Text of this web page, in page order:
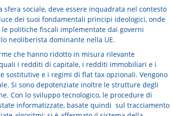
sociale, deve essere inquadrata nel contesto
dei suoi fondamentali principi ideologici, onde
politiche fiscali implementate dai governi
neoliberista dominante nella UE.
che hanno ridotto in misura rilevante
i redditi di capitale, i redditi immobiliari e i
sostitutive e i regimi di flat tax opzionali. Vengono
Si sono depotenziate inoltre le strutture degli
Con lo sviluppo tecnologico, le procedure di
informatizzate, basate quindi sul tracciamento